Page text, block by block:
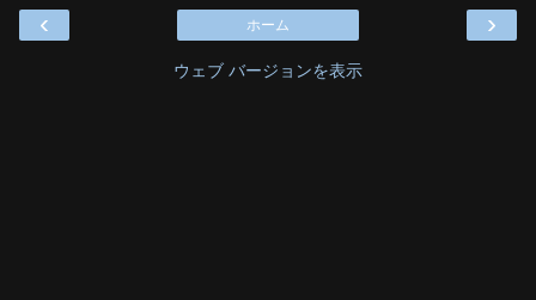
‹ ›
ホーム
ウェブ バージョンを表示